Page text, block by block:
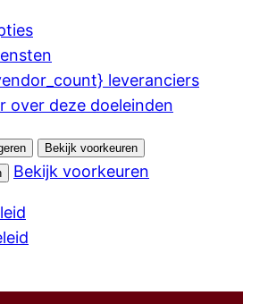
leveranciers
over deze doeleinden
Bekijk voorkeuren
Bekijk voorkeuren